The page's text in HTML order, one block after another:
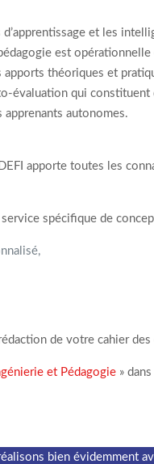
et les
est opérationnelle
apports théoriques et
évaluation qui constituent
apprenants autonomes.
apporte toutes les
spécifique de
de votre cahier
et Pédagogie »
bien évidemment